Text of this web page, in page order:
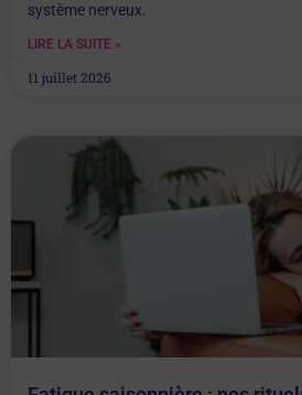
système nerveux.
LIRE LA SUITE »
11 juillet 2026